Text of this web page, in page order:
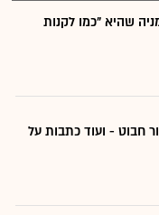
שהיא "כמו לקנות
חבוט - ועוד כתבות על